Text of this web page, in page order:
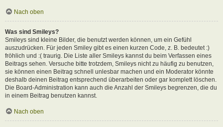
Nach oben
Was sind Smileys?
Smileys sind kleine Bilder, die benutzt werden können, um ein Gefühl
auszudrücken. Für jeden Smiley gibt es einen kurzen Code, z. B. bedeutet :)
fröhlich und :( traurig. Die Liste aller Smileys kannst du beim Verfassen eines
Beitrags sehen. Versuche bitte trotzdem, Smileys nicht zu häufig zu benutzen,
sie können einen Beitrag schnell unlesbar machen und ein Moderator könnte
deshalb deinen Beitrag entsprechend überarbeiten oder gar komplett löschen.
Die Board-Administration kann auch die Anzahl der Smileys begrenzen, die du
in einem Beitrag benutzen kannst.
Nach oben